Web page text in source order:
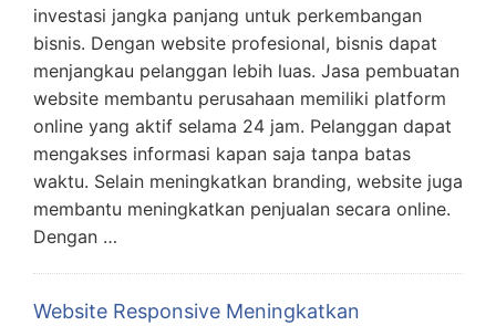
investasi jangka panjang untuk perkembangan
bisnis. Dengan website profesional, bisnis dapat
menjangkau pelanggan lebih luas. Jasa pembuatan
website membantu perusahaan memiliki platform
online yang aktif selama 24 jam. Pelanggan dapat
mengakses informasi kapan saja tanpa batas
waktu. Selain meningkatkan branding, website juga
membantu meningkatkan penjualan secara online.
Dengan …
Website Responsive Meningkatkan